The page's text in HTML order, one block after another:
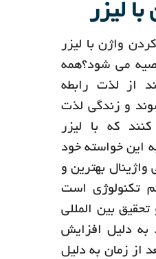
لیزر
واژن با لیزر
می شود؟همه
از لذت رابطه
و زندگی لذت
که با لیزر
این خواسته خود
واژینال بهترین و
تکنولوژی است
بین المللی
به دلیل افزایش
از زمان به دلیل